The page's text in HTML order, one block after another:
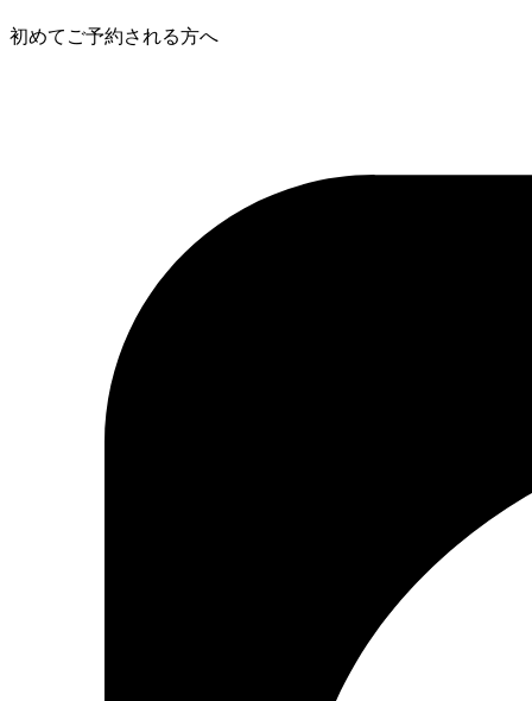
初めてご予約される方へ